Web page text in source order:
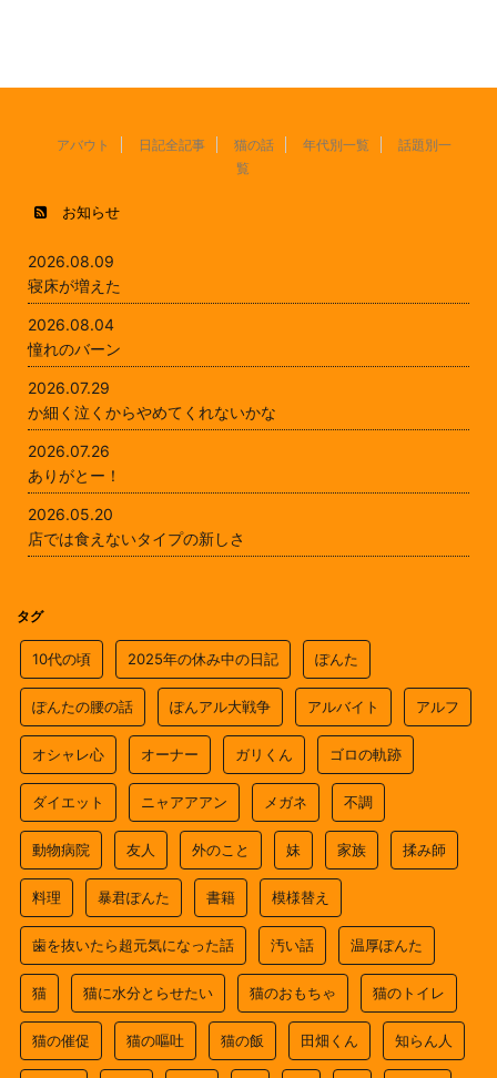
アバウト 日記全記事 猫の話 年代別一覧
話題別一
覧
お知らせ
2026.08.09
寝床が増えた
2026.08.04
憧れのバーン
2026.07.29
か細く泣くからやめてくれないかな
2026.07.26
ありがとー！
2026.05.20
店では食えないタイプの新しさ
タグ
10代の頃 2025年の休み中の日記 ぽんた
ぽんたの腰の話 ぽんアル大戦争 アルバイト アルフ
オシャレ心 オーナー ガリくん ゴロの軌跡
ダイエット ニャアアアン メガネ 不調
動物病院 友人 外のこと 妹 家族 揉み師
料理 暴君ぽんた 書籍 模様替え
歯を抜いたら超元気になった話 汚い話 温厚ぽんた
猫 猫に水分とらせたい 猫のおもちゃ 猫のトイレ
猫の催促 猫の嘔吐 猫の飯 田畑くん 知らん人